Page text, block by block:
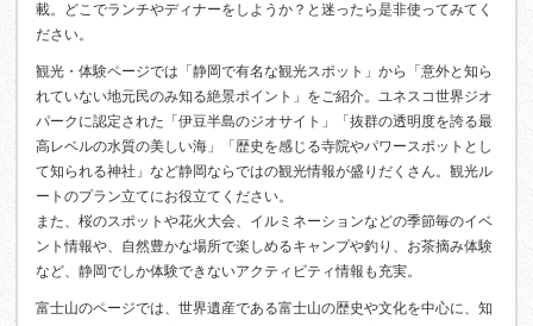
載。どこでランチやディナーをしようか？と迷ったら是非使ってみてく
ださい。
観光・体験ページでは「静岡で有名な観光スポット」から「意外と知ら
れていない地元民のみ知る絶景ポイント」をご紹介。ユネスコ世界ジオ
パークに認定された「伊豆半島のジオサイト」「抜群の透明度を誇る最
高レベルの水質の美しい海」「歴史を感じる寺院やパワースポットとし
て知られる神社」など静岡ならではの観光情報が盛りだくさん。観光ル
ートのプラン立てにお役立てください。
また、桜のスポットや花火大会、イルミネーションなどの季節毎のイベ
ント情報や、自然豊かな場所で楽しめるキャンプや釣り、お茶摘み体験
など、静岡でしか体験できないアクティビティ情報も充実。
富士山のページでは、世界遺産である富士山の歴史や文化を中心に、知